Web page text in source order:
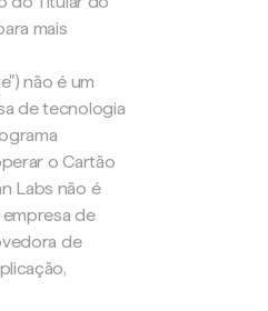
mais
não é um
de tecnologia
o Cartão
Labs não é
empresa de
de